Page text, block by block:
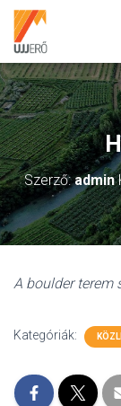
Szerző:admin
A boulder terem
Kategóriák: